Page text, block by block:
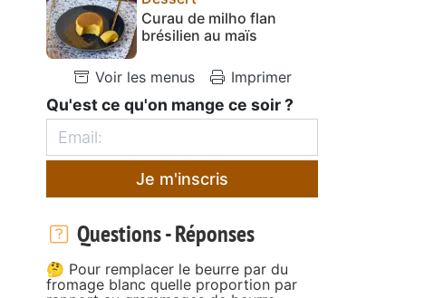
Curau de milho flan
brésilien au maïs
Voir les menus Imprimer
Qu'est ce qu'on mange ce soir ?
Je m'inscris
Questions - Réponses
🤔 Pour remplacer le beurre par du
fromage blanc quelle proportion par